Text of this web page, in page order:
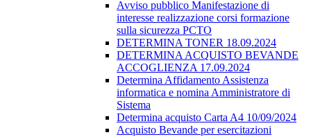
Avviso pubblico Manifestazione di
interesse realizzazione corsi formazione
sulla sicurezza PCTO
DETERMINA TONER 18.09.2024
DETERMINA ACQUISTO BEVANDE
ACCOGLIENZA 17.09.2024
Determina Affidamento Assistenza
informatica e nomina Amministratore di
Sistema
Determina acquisto Carta A4 10/09/2024
Acquisto Bevande per esercitazioni